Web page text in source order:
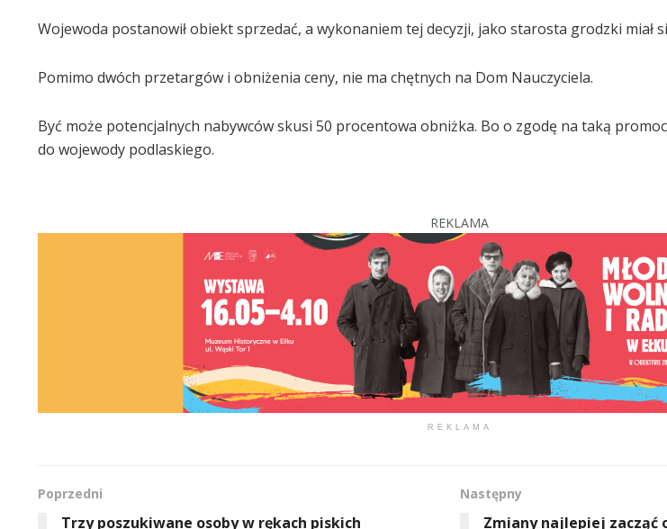
Wojewoda postanowił obiekt sprzedać, a wykonaniem tej decyzji, jako starosta grodzki miał
Pomimo dwóch przetargów i obniżenia ceny, nie ma chętnych na Dom Nauczyciela.
Być może potencjalnych nabywców skusi 50 procentowa obniżka. Bo o zgodę na taką
do wojewody podlaskiego.
REKLAMA
REKLAMA
Poprzedni
Trzy poszukiwane osoby w rękach piskich
Następny
Zmiany najlepiej zacząć